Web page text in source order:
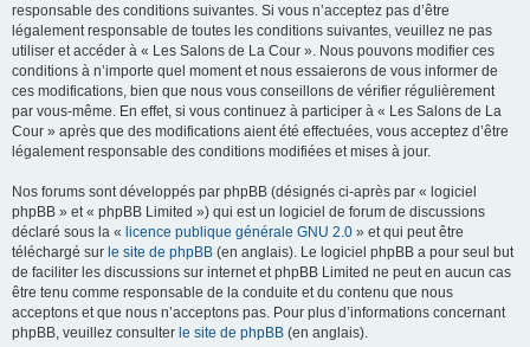
responsable des conditions suivantes. Si vous n’acceptez pas d’être
légalement responsable de toutes les conditions suivantes, veuillez ne pas
utiliser et accéder à « Les Salons de La Cour ». Nous pouvons modifier ces
conditions à n’importe quel moment et nous essaierons de vous informer de
ces modifications, bien que nous vous conseillons de vérifier régulièrement
par vous-même. En effet, si vous continuez à participer à « Les Salons de La
Cour » après que des modifications aient été effectuées, vous acceptez d’être
légalement responsable des conditions modifiées et mises à jour.
Nos forums sont développés par phpBB (désignés ci-après par « logiciel
phpBB » et « phpBB Limited ») qui est un logiciel de forum de discussions
déclaré sous la « licence publique générale GNU 2.0 » et qui peut être
téléchargé sur le site de phpBB (en anglais). Le logiciel phpBB a pour seul but
de faciliter les discussions sur internet et phpBB Limited ne peut en aucun cas
être tenu comme responsable de la conduite et du contenu que nous
acceptons et que nous n’acceptons pas. Pour plus d’informations concernant
phpBB, veuillez consulter le site de phpBB (en anglais).